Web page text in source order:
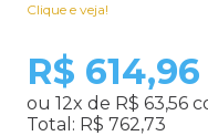
Clique e veja!
R$ 614,96
ou 12x de R$ 63,56
Total: R$ 762,73